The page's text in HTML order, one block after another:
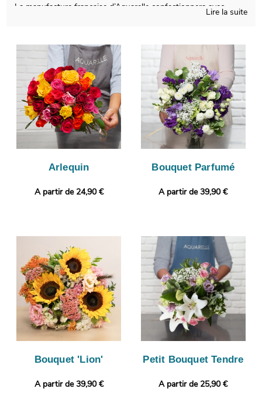
La manufacture française d’Aquarelle confectionnera avec
de l’expédier, une photo de votre bouquet sera prise. Ensuite, la
livraison au destinataire sera effectuée, après vous avoir fait
parvenir la photo. Envie de faire encore plus plaisir ?
Gratuitement et en quelques clics, vous pourrez ajouter une
photo ou un message à votre commande.
Lire la suite
Arlequin
A partir de 24,90 €
Bouquet Parfumé
A partir de 39,90 €
Bouquet 'Lion'
A partir de 39,90 €
Petit Bouquet Tendre
A partir de 25,90 €